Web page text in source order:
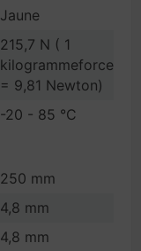
Jaune
215,7 N ( 1
kilogrammeforce
= 9,81 Newton)
-20 - 85 °C
250 mm
4,8 mm
4,8 mm